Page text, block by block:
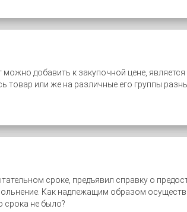
добавить к закупочной цене,
товар или же на различные его группы
сроке, предъявил справку о
Как надлежащим образом
срока не было?